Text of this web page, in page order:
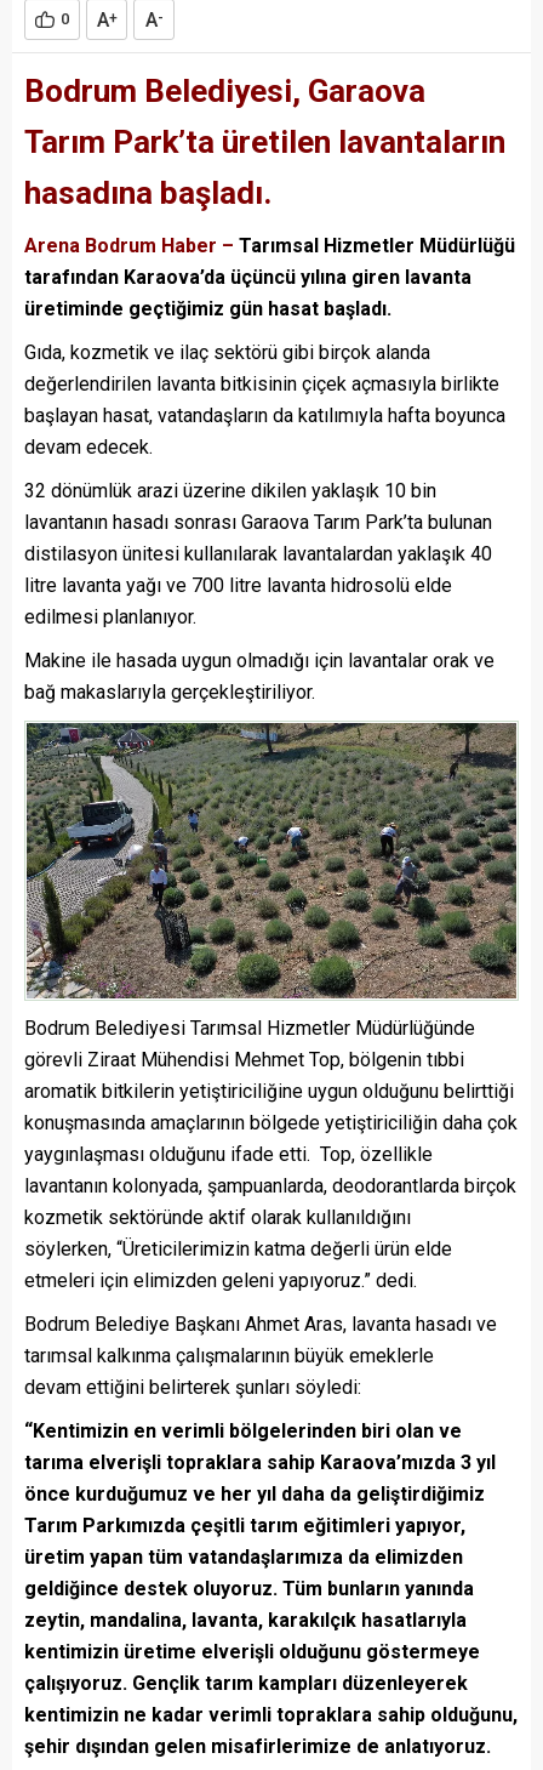
0 A+ A-
Bodrum Belediyesi, Garaova
Tarım Park’ta üretilen lavantaların
hasadına başladı.
Arena Bodrum Haber – Tarımsal Hizmetler Müdürlüğü
tarafından Karaova’da üçüncü yılına giren lavanta
üretiminde geçtiğimiz gün hasat başladı.
Gıda, kozmetik ve ilaç sektörü gibi birçok alanda
değerlendirilen lavanta bitkisinin çiçek açmasıyla birlikte
başlayan hasat, vatandaşların da katılımıyla hafta boyunca
devam edecek.
32 dönümlük arazi üzerine dikilen yaklaşık 10 bin
lavantanın hasadı sonrası Garaova Tarım Park’ta bulunan
distilasyon ünitesi kullanılarak lavantalardan yaklaşık 40
litre lavanta yağı ve 700 litre lavanta hidrosolü elde
edilmesi planlanıyor.
Makine ile hasada uygun olmadığı için lavantalar orak ve
bağ makaslarıyla gerçekleştiriliyor.
Bodrum Belediyesi Tarımsal Hizmetler Müdürlüğünde
görevli Ziraat Mühendisi Mehmet Top, bölgenin tıbbi
aromatik bitkilerin yetiştiriciliğine uygun olduğunu belirttiği
konuşmasında amaçlarının bölgede yetiştiriciliğin daha çok
yaygınlaşması olduğunu ifade etti. Top, özellikle
lavantanın kolonyada, şampuanlarda, deodorantlarda birçok
kozmetik sektöründe aktif olarak kullanıldığını
söylerken, “Üreticilerimizin katma değerli ürün elde
etmeleri için elimizden geleni yapıyoruz.” dedi.
Bodrum Belediye Başkanı Ahmet Aras, lavanta hasadı ve
tarımsal kalkınma çalışmalarının büyük emeklerle
devam ettiğini belirterek şunları söyledi:
“Kentimizin en verimli bölgelerinden biri olan ve
tarıma elverişli topraklara sahip Karaova’mızda 3 yıl
önce kurduğumuz ve her yıl daha da geliştirdiğimiz
Tarım Parkımızda çeşitli tarım eğitimleri yapıyor,
üretim yapan tüm vatandaşlarımıza da elimizden
geldiğince destek oluyoruz. Tüm bunların yanında
zeytin, mandalina, lavanta, karakılçık hasatlarıyla
kentimizin üretime elverişli olduğunu göstermeye
çalışıyoruz. Gençlik tarım kampları düzenleyerek
kentimizin ne kadar verimli topraklara sahip olduğunu,
şehir dışından gelen misafirlerimize de anlatıyoruz.